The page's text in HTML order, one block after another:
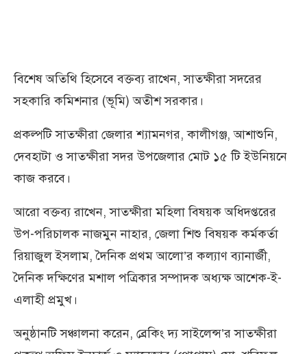
বিশেষ অতিথি হিসেবে বক্তব্য রাখেন, সাতক্ষীরা সদরের
সহকারি কমিশনার (ভূমি) অতীশ সরকার।
প্রকল্পটি সাতক্ষীরা জেলার শ্যামনগর, কালীগঞ্জ, আশাশুনি,
দেবহাটা ও সাতক্ষীরা সদর উপজেলার মোট ১৫ টি ইউনিয়নে
কাজ করবে।
আরো বক্তব্য রাখেন, সাতক্ষীরা মহিলা বিষয়ক অধিদপ্তরের
উপ-পরিচালক নাজমুন নাহার, জেলা শিশু বিষয়ক কর্মকর্তা
রিয়াজুল ইসলাম, দৈনিক প্রথম আলো’র কল্যাণ ব্যানার্জী,
দৈনিক দক্ষিণের মশাল পত্রিকার সম্পাদক অধ্যক্ষ আশেক-ই-
এলাহী প্রমুখ।
অনুষ্ঠানটি সঞ্চালনা করেন, ব্রেকিং দ্য সাইলেন্স’র সাতক্ষীরা